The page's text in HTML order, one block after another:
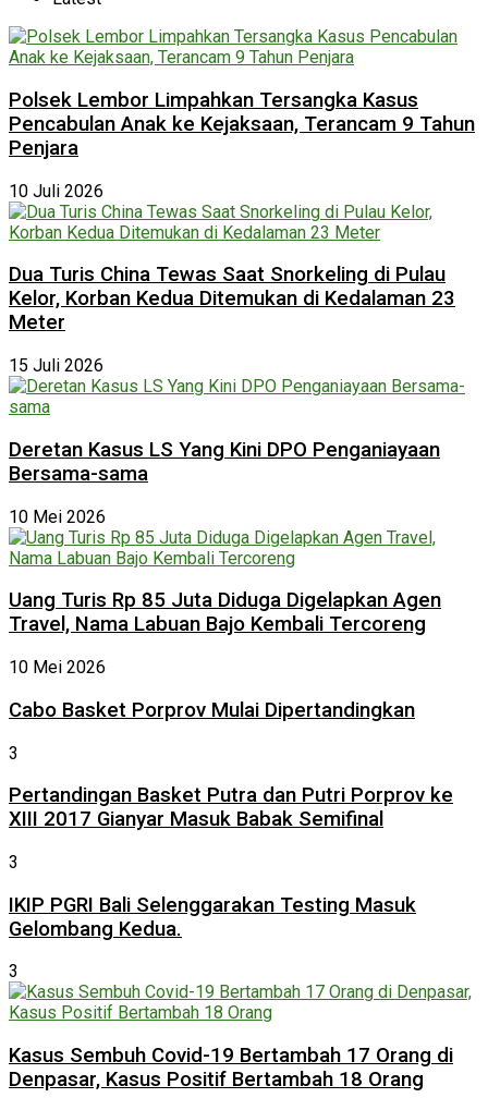
Polsek Lembor Limpahkan Tersangka Kasus
Pencabulan Anak ke Kejaksaan, Terancam 9 Tahun
Penjara
10 Juli 2026
Dua Turis China Tewas Saat Snorkeling di Pulau
Kelor, Korban Kedua Ditemukan di Kedalaman 23
Meter
15 Juli 2026
Deretan Kasus LS Yang Kini DPO Penganiayaan
Bersama-sama
10 Mei 2026
Uang Turis Rp 85 Juta Diduga Digelapkan Agen
Travel, Nama Labuan Bajo Kembali Tercoreng
10 Mei 2026
Cabo Basket Porprov Mulai Dipertandingkan
3
Pertandingan Basket Putra dan Putri Porprov ke
XIII 2017 Gianyar Masuk Babak Semifinal
3
IKIP PGRI Bali Selenggarakan Testing Masuk
Gelombang Kedua.
3
Kasus Sembuh Covid-19 Bertambah 17 Orang di
Denpasar, Kasus Positif Bertambah 18 Orang